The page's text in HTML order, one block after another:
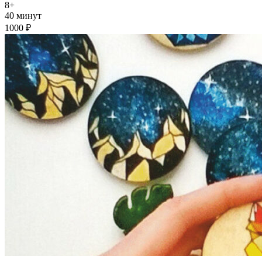
8+
40 минут
1000 ₽